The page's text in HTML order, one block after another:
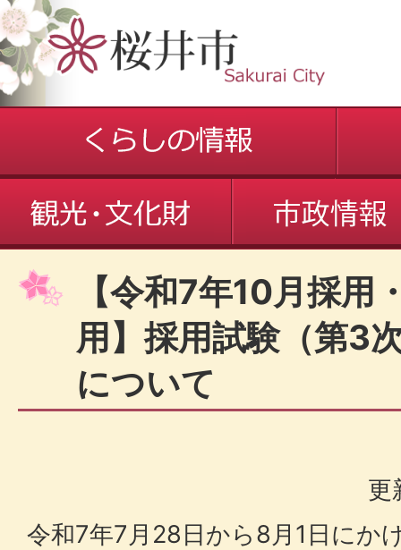
【令和7年10月採用
用】採用試験（第3
について
更
令和7年7月28日から8月1日にか